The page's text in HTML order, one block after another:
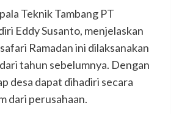
Teknik Tambang PT
Eddy Susanto, menjelaskan
Ramadan ini dilaksanakan
tahun sebelumnya. Dengan
desa dapat dihadiri secara
dari perusahaan.